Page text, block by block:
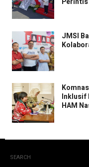
JMSI
Inklusif
HAM
SEARCH